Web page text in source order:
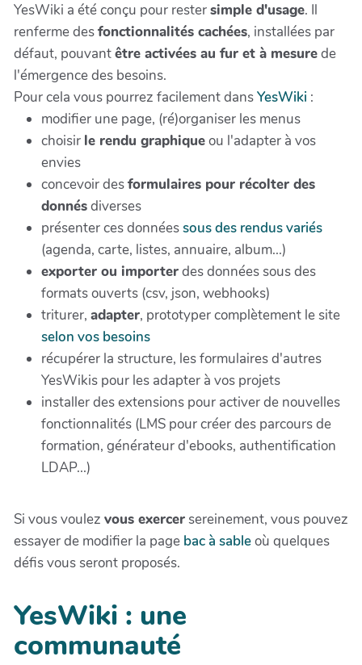
YesWiki a été conçu pour restersimple d'usage. Il
renferme desfonctionnalités cachées, installées par
défaut, pouvantêtre activées au fur et à mesurede
l'émergence des besoins.
Pour cela vous pourrez facilement dansYesWiki :
modifier une page, (ré)organiser les menus
choisir le rendu graphiqueou l'adapter à vos
envies
concevoir desformulaires pour récolter des
donnésdiverses
présenter ces donnéessous des rendus variés
(agenda, carte, listes, annuaire, album...)
exporter ou importerdes données sous des
formats ouverts (csv, json, webhooks)
triturer, adapter, prototyper complètement le site
selon vos besoins
récupérer la structure, les formulaires d'autres
YesWikis pour les adapter à vos projets
installer des extensions pour activer de nouvelles
fonctionnalités (LMS pour créer des parcours de
formation, générateur d'ebooks, authentification
LDAP...)
Si vous voulez vous exercersereinement, vous pouvez
essayer de modifier la page bac à sableoù quelques
défis vous seront proposés.
YesWiki : une
communauté